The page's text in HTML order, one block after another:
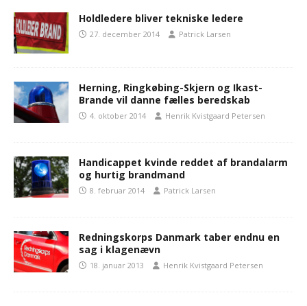
Holdledere bliver tekniske ledere
27. december 2014 Patrick Larsen
Herning, Ringkøbing-Skjern og Ikast-
Brande vil danne fælles beredskab
4. oktober 2014 Henrik Kvistgaard Petersen
Handicappet kvinde reddet af brandalarm
og hurtig brandmand
8. februar 2014 Patrick Larsen
Redningskorps Danmark taber endnu en
sag i klagenævn
18. januar 2013 Henrik Kvistgaard Petersen